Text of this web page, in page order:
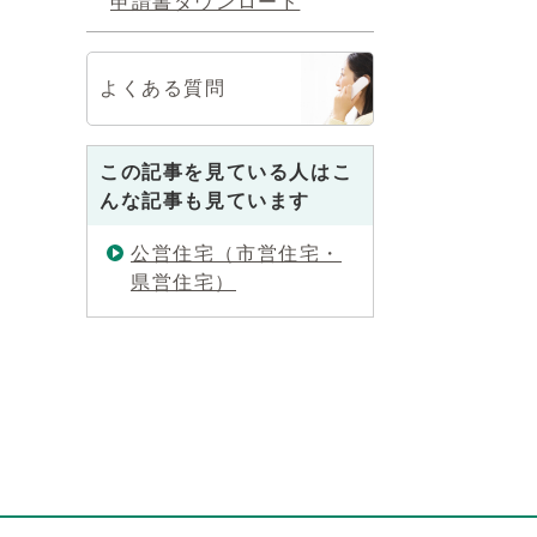
よくある質問
この記事を見ている人はこ
んな記事も見ています
公営住宅（市営住宅・
県営住宅）